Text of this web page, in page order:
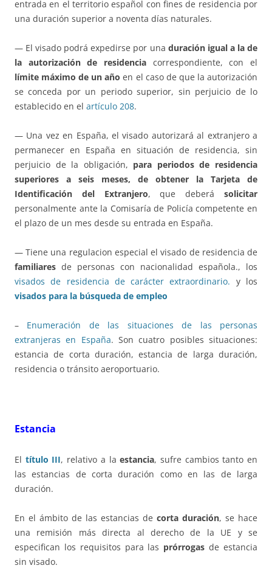
entrada en el territorio español con fines de residencia por
una duración superior a noventa días naturales.
— El visado podrá expedirse por una duración igual a la de
la autorización de residencia correspondiente, con el
límite máximo de un año en el caso de que la autorización
se conceda por un periodo superior, sin perjuicio de lo
establecido en el artículo 208.
— Una vez en España, el visado autorizará al extranjero a
permanecer en España en situación de residencia, sin
perjuicio de la obligación, para periodos de residencia
superiores a seis meses, de obtener la Tarjeta de
Identificación del Extranjero, que deberásolicitar
personalmente ante la Comisaría de Policía competente en
el plazo de un mes desde su entrada en España.
— Tiene una regulacion especial el visado de residencia de
familiares de personas con nacionalidad española., los
visados de residencia de carácter extraordinario. y los
visados para la búsqueda de empleo
– Enumeración de las situaciones de las personas
extranjeras en España. Son cuatro posibles situaciones:
estancia de corta duración, estancia de larga duración,
residencia o tránsito aeroportuario.
Estancia
El título III, relativo a laestancia, sufre cambios tanto en
las estancias de corta duración como en las de larga
duración.
En el ámbito de las estancias de corta duración, se hace
una remisión más directa al derecho de la UE y se
especifican los requisitos para las prórrogas de estancia
sin visado.